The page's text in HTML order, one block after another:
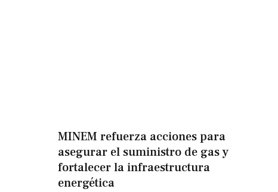
MINEM refuerza acciones para
asegurar el suministro de gas y
fortalecer la infraestructura
energética